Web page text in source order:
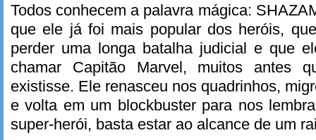
Todos conhecem a palavra mágica:
que ele já foi mais popular dos heróis,
perder uma longa batalha judicial e que
chamar Capitão Marvel, muitos antes
existisse. Ele renasceu nos quadrinhos,
e volta em um blockbuster para nos
super-herói, basta estar ao alcance de um